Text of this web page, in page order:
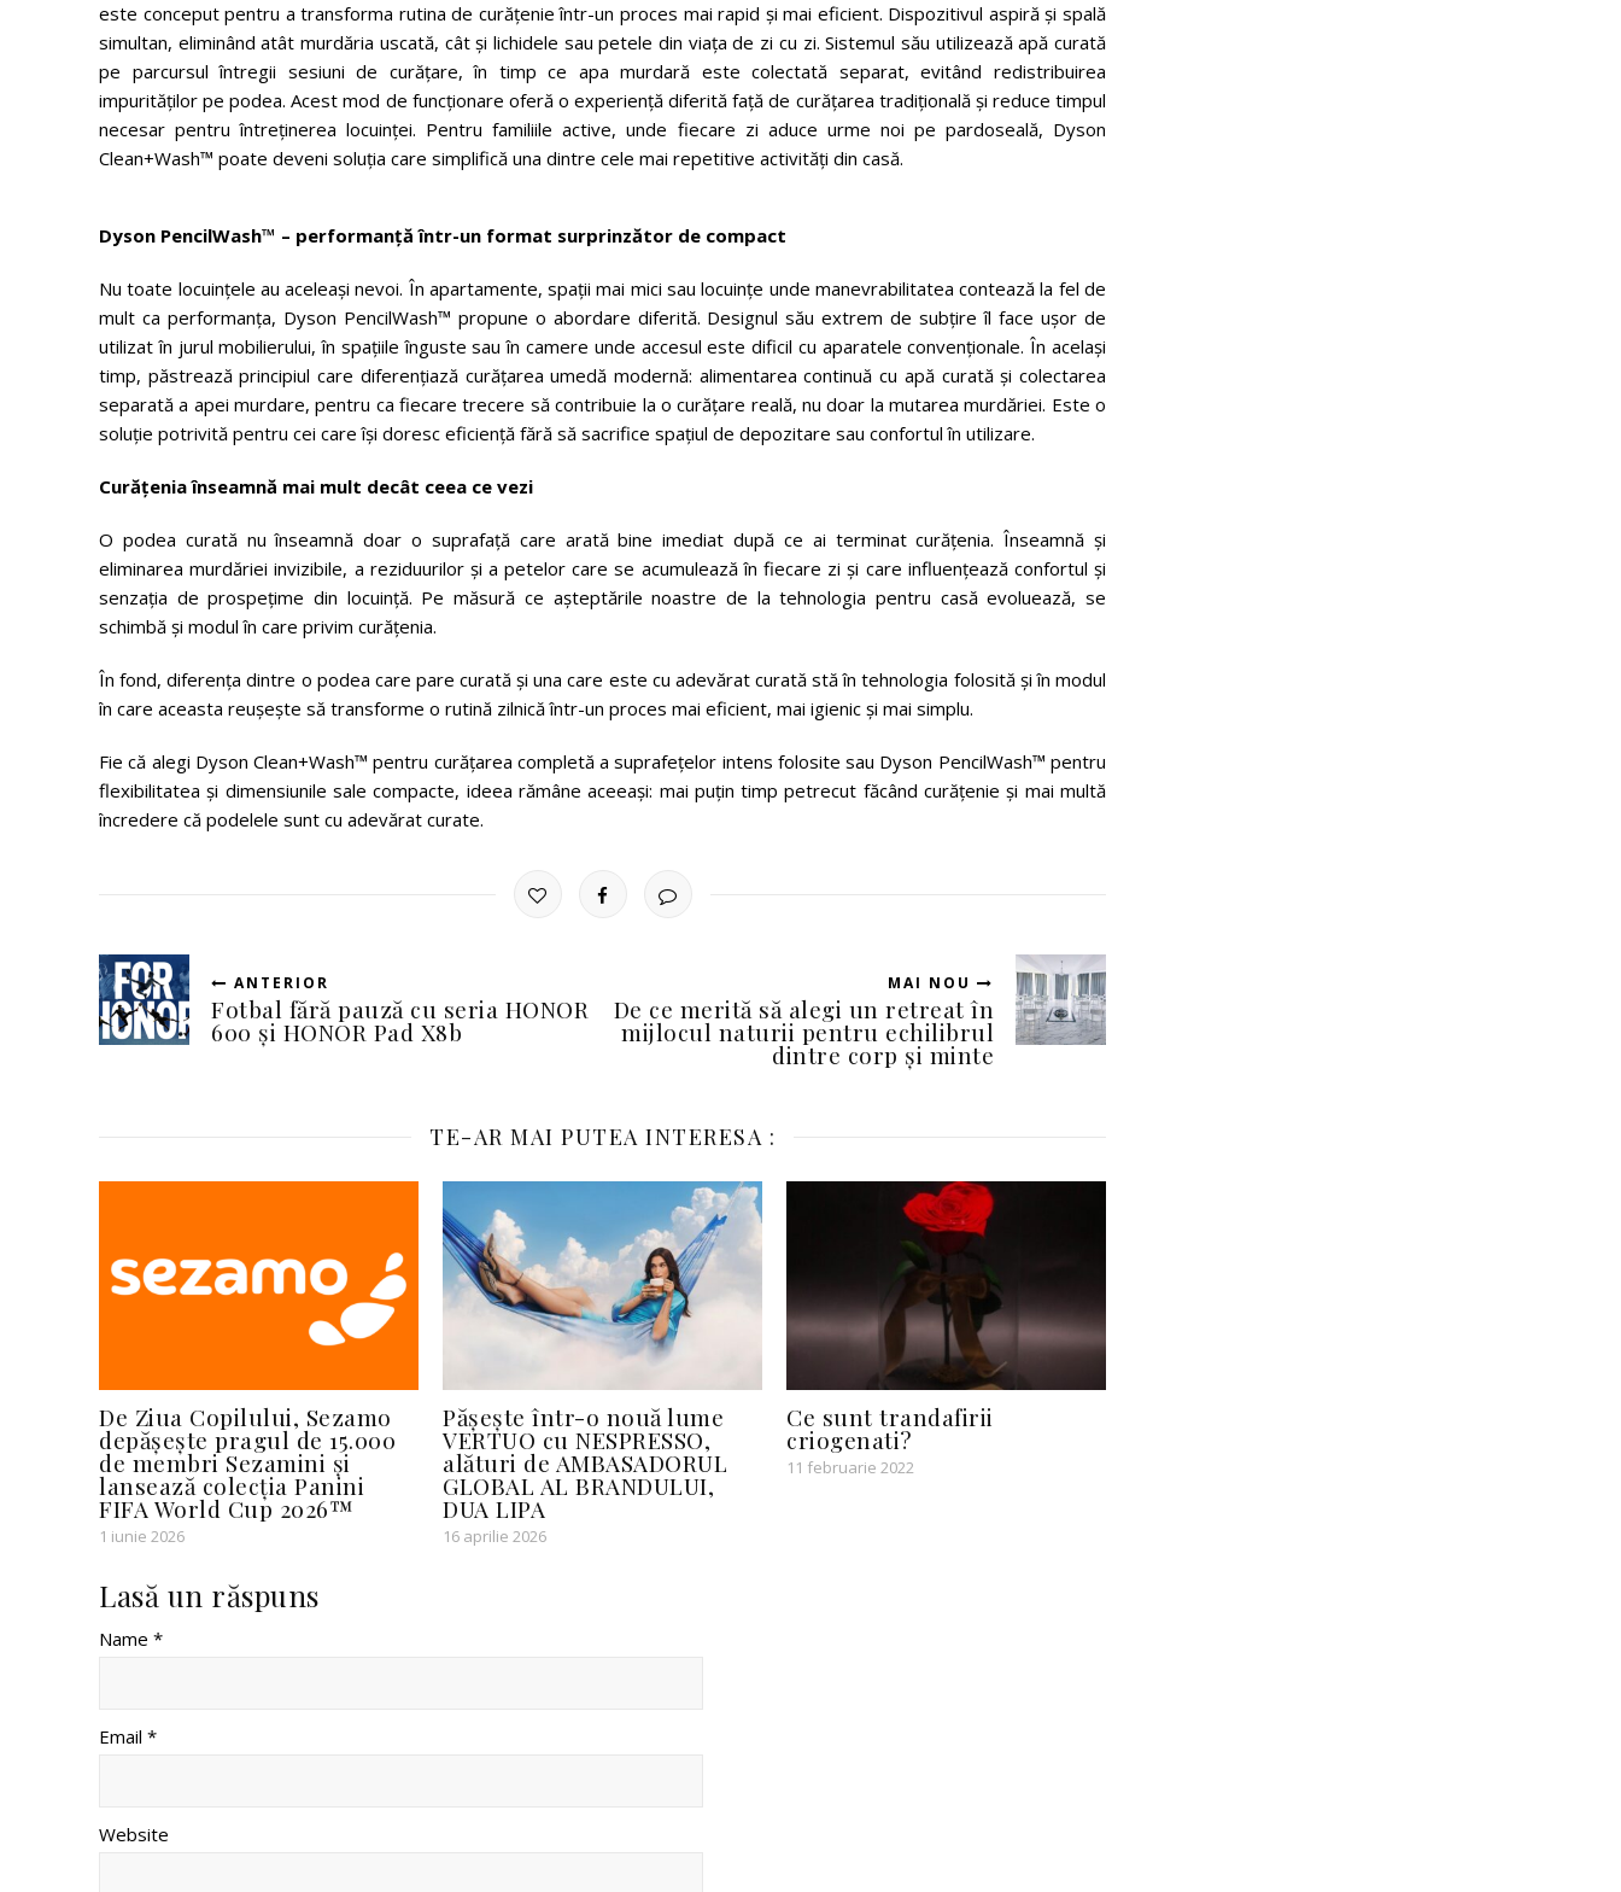
este conceput pentru a transforma rutina de curățenie într-un proces mai rapid și mai eficient. Dispozitivul aspiră și spală
simultan, eliminând atât murdăria uscată, cât și lichidele sau petele din viața de zi cu zi. Sistemul său utilizează apă curată
pe parcursul întregii sesiuni de curățare, în timp ce apa murdară este colectată separat, evitând redistribuirea
impurităților pe podea. Acest mod de funcționare oferă o experiență diferită față de curățarea tradițională și reduce timpul
necesar pentru întreținerea locuinței. Pentru familiile active, unde fiecare zi aduce urme noi pe pardoseală, Dyson
Clean+Wash™ poate deveni soluția care simplifică una dintre cele mai repetitive activități din casă.
Dyson PencilWash™ – performanță într-un format surprinzător de compact
Nu toate locuințele au aceleași nevoi. În apartamente, spații mai mici sau locuințe unde manevrabilitatea contează la fel de
mult ca performanța, Dyson PencilWash™ propune o abordare diferită. Designul său extrem de subțire îl face ușor de
utilizat în jurul mobilierului, în spațiile înguste sau în camere unde accesul este dificil cu aparatele convenționale. În același
timp, păstrează principiul care diferențiază curățarea umedă modernă: alimentarea continuă cu apă curată și colectarea
separată a apei murdare, pentru ca fiecare trecere să contribuie la o curățare reală, nu doar la mutarea murdăriei. Este o
soluție potrivită pentru cei care își doresc eficiență fără să sacrifice spațiul de depozitare sau confortul în utilizare.
Curățenia înseamnă mai mult decât ceea ce vezi
O podea curată nu înseamnă doar o suprafață care arată bine imediat după ce ai terminat curățenia. Înseamnă și
eliminarea murdăriei invizibile, a reziduurilor și a petelor care se acumulează în fiecare zi și care influențează confortul și
senzația de prospețime din locuință. Pe măsură ce așteptările noastre de la tehnologia pentru casă evoluează, se
schimbă și modul în care privim curățenia.
În fond, diferența dintre o podea care pare curată și una care este cu adevărat curată stă în tehnologia folosită și în modul
în care aceasta reușește să transforme o rutină zilnică într-un proces mai eficient, mai igienic și mai simplu.
Fie că alegi Dyson Clean+Wash™ pentru curățarea completă a suprafețelor intens folosite sau Dyson PencilWash™ pentru
flexibilitatea și dimensiunile sale compacte, ideea rămâne aceeași: mai puțin timp petrecut făcând curățenie și mai multă
încredere că podelele sunt cu adevărat curate.
ANTERIOR
Fotbal fără pauză cu seria HONOR
600 și HONOR Pad X8b
MAI NOU
De ce merită să alegi un retreat în
mijlocul naturii pentru echilibrul
dintre corp și minte
TE-AR MAI PUTEA INTERESA :
De Ziua Copilului, Sezamo
depășește pragul de 15.000
de membri Sezamini și
lansează colecția Panini
FIFA World Cup 2026™
1 iunie 2026
Pășește într-o nouă lume
VERTUO cu NESPRESSO,
alături de AMBASADORUL
GLOBAL AL BRANDULUI,
DUA LIPA
16 aprilie 2026
Ce sunt trandafirii
criogenati?
11 februarie 2022
Lasă un răspuns
Name *
Email *
Website